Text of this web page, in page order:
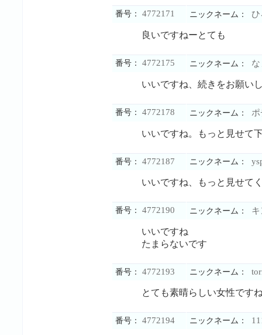
番号： 4772171 ニックネーム： ひ
良いですねーとても
番号： 4772175 ニックネーム：
いいですね、続きをお願い
番号： 4772178 ニックネーム： ポ
いいですね。もっと見せて
番号： 4772187 ニックネーム：
いいですね、もっと見せて
番号： 4772190 ニックネーム：
いいですね
たまらないです
番号： 4772193 ニックネーム：
とても素晴らしい女性です
番号： 4772194 ニックネーム：